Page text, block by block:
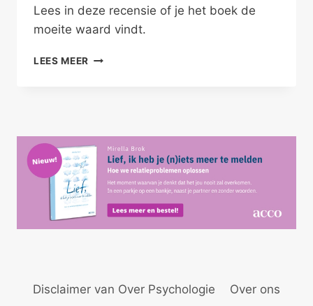
Lees in deze recensie of je het boek de
moeite waard vindt.
LEES MEER
Disclaimer van Over Psychologie Over ons